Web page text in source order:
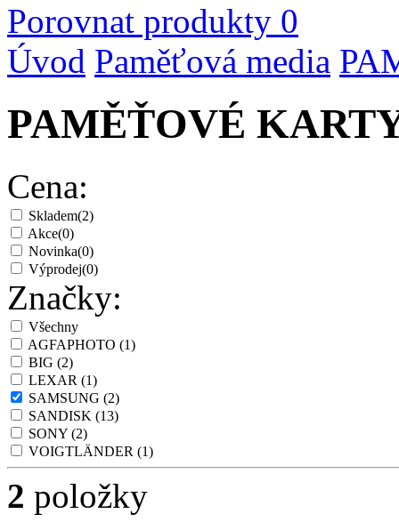
Porovnat produkty 0
Úvod Paměťová media
PAMĚŤOVÉ
Cena:
Skladem(2)
Akce(0)
Novinka(0)
Výprodej(0)
Značky:
Všechny
AGFAPHOTO (1)
BIG (2)
LEXAR (1)
SAMSUNG (2)
SANDISK (13)
SONY (2)
VOIGTLÄNDER (1)
2 položky